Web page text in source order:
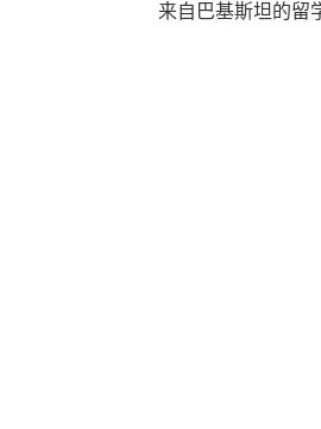
来自巴基斯坦的留